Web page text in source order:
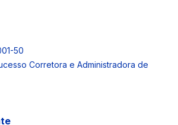
50
Corretora e Administradora de